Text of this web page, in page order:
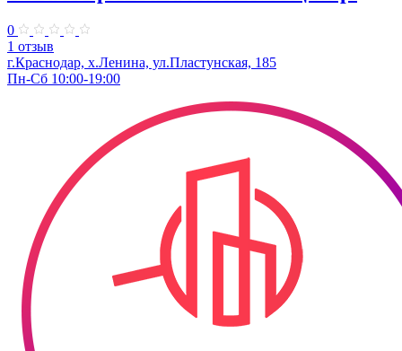
0
1 отзыв
г.Краснодар, х.Ленина, ул.Пластунская, 185
Пн-Сб 10:00-19:00